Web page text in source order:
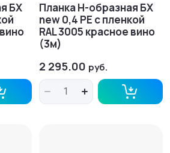
БХ
Планка H-образная БХ
new 0,4 PE с пленкой
RAL 3005 красное вино
(3м)
2 295.00 руб.